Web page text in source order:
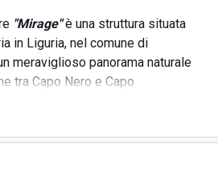
"Mirage"è una struttura situata
in Liguria, nel comune di
meraviglioso panorama naturale
tra Capo Nero e Capo